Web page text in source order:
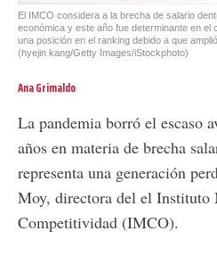
El IMCO considera a la brecha de salario
económica y este año fue determinante en
una posición en el ranking debido a que
(hyejin kang/Getty Images/iStockphoto)
Ana Grimaldo
La pandemia borró el escaso
años en materia de brecha
representa una generación
Moy, directora del el Instituto
Competitividad (IMCO).